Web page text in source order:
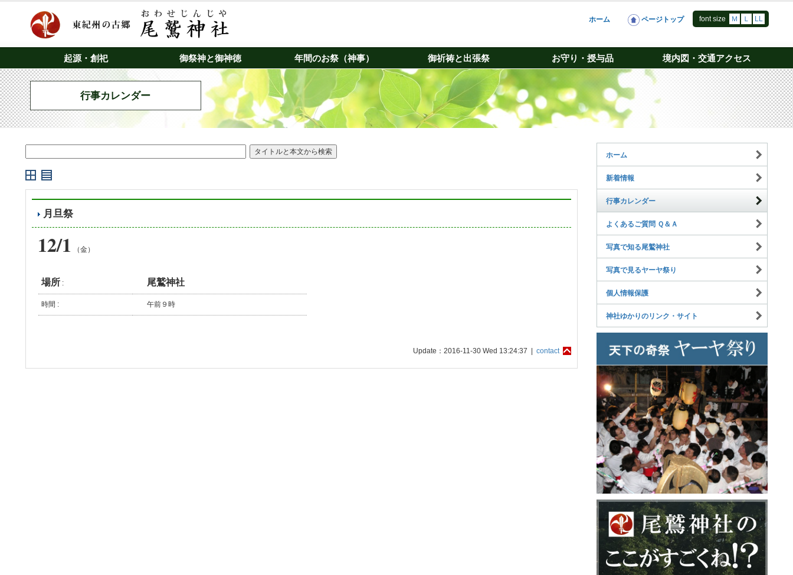
ホーム ページトップ font size Ｍ Ｌ LL
起源・創祀 御祭神と御神徳 年間のお祭（神事） 御祈祷と出張祭 お守り・授与品 境内図・交通アクセス
行事カレンダー
月旦祭
12/1 （金）
場所: 尾鷲神社
時間 : 午前９時
Update：2016-11-30 Wed 13:24:37 | contact
ホーム
新着情報
行事カレンダー
よくあるご質問 Ｑ＆Ａ
写真で知る尾鷲神社
写真で見るヤーヤ祭り
個人情報保護
神社ゆかりのリンク・サイト